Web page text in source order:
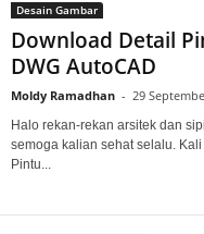
Desain Gambar
Download Detail
DWG AutoCAD
Moldy Ramadhan - 29
Halo rekan-rekan arsitek dan
semoga kalian sehat selalu.
Pintu...